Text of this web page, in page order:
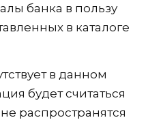
банка в пользу
в каталоге
в данном
будет считаться
распространятся